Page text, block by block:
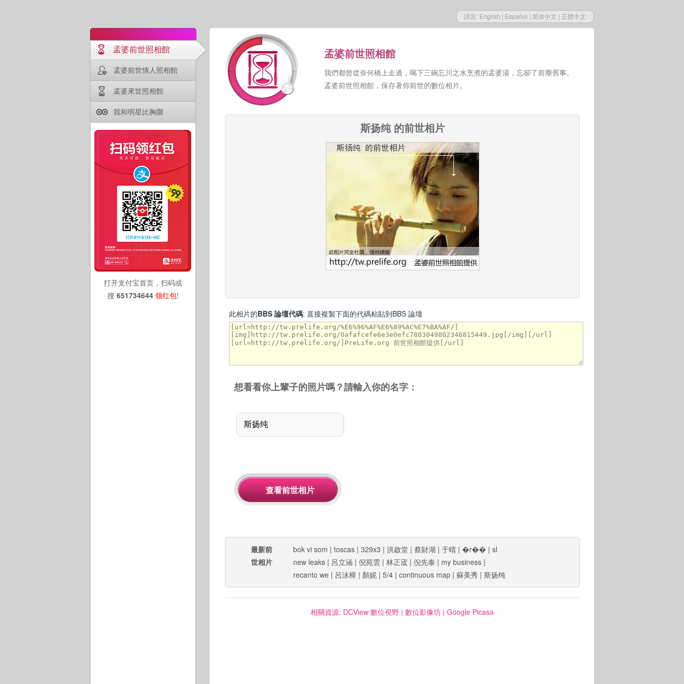
語言: English | Español | 简体中文 | 正體中文
孟婆前世照相館
孟婆前世情人照相館
孟婆來世照相館
我和明星比胸圍
打开支付宝首页，扫码或
搜 651734644 领红包!
孟婆前世照相館
我們都曾從奈何橋上走過，喝下三碗忘川之水烹煮的孟婆湯，忘卻了前塵舊事。
孟婆前世照相館，保存著你前世的數位相片。
斯扬纯 的前世相片
此相片的BBS 論壇代碼: 直接複製下面的代碼粘貼到BBS 論壇
想看看你上輩子的照片嗎？請輸入你的名字：
最新前
世相片
bok vi som | toscas | 329x3 | 洪啟堂 | 蔡財湖 | 于晴 | �r�� | sl
new leaks | 呂立涵 | 倪苑雲 | 林正宬 | 倪先泰 | my business |
recanto we | 呂泳樟 | 顏妮 | 5/4 | continuous map | 蘇美秀 | 斯扬纯
相關資源: DCView 數位視野| 數位影像坊| Google Picasa